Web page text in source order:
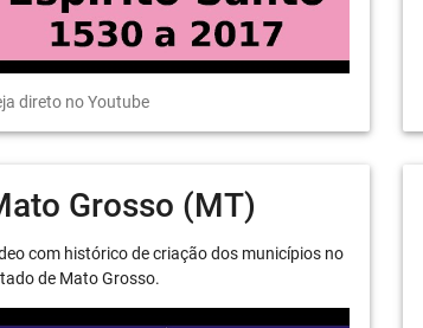
direto no Youtube
Grosso (MT)
com histórico de criação dos municípios no
de Mato Grosso.